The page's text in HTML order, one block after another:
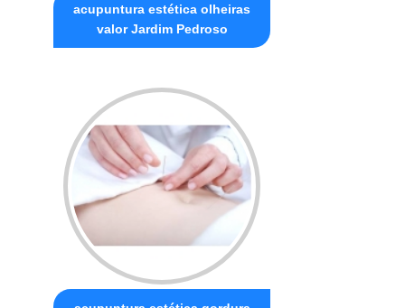
acupuntura estética olheiras
valor Jardim Pedroso